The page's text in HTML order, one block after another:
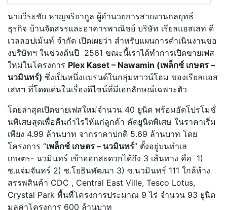
นายวีระชัย หาญจริยากูล ผู้อำนวยการสายงานกลยุทธ์
ธุรกิจ บ้านจัดสรรและอาคารพาณิชย์ บริษัท เรียลแอสเสท ดี
เวลลอปเม้นท์ จำกัด เปิดเผยว่า สำหรับแผนการดำเนินงานขอ
งบริษัทฯ ในช่วงต้นปี 2561 ขณะนี้เราได้ทำการเปิดขายเฟส
ใหม่ในโครงการ Plex Kaset – Nawamin (เพล็กซ์ เกษตร –
นวมินทร์) ซึ่งเป็นหนึ่งแบรนด์ในกลุ่มทาวน์โฮม ของเรียลแอส
เสทฯ ที่โดดเด่นในเรื่องดีไซน์ที่มีเอกลักษณ์เฉพาะตัว
โดยล่าสุดเปิดขายเฟสใหม่จำนวน 40 ยูนิต พร้อมอัดโปรโมชั่
นพิเศษสุดเพื่อคืนกำไรให้แก่ลูกค้า คัดยูนิตพิเศษ ในราคาเริ่ม
เพียง 4.99 ล้านบาท จากราคาปกติ 5.69 ล้านบาท โดย
โครงการ “เพล็กซ์ เกษตร – นวมินทร์” ตั้งอยู่บนทำเล
เกษตร- นวมินทร์ เข้าออกสะดวกได้ถึง 3 เส้นทาง คือ 1)
ซ.แจ่มจันทร์ 2) ซ.โยธินพัฒนา 3) ซ.นวมินทร์ 111 ใกล้ห้าง
สรรพสินค้า CDC , Central East Ville, Tesco Lotus,
Crystal Park พื้นที่โครงการประมาณ 9 ไร่ จำนวน 93 ยูนิต
มูลค่าโครงการ 600 ล้านบาท